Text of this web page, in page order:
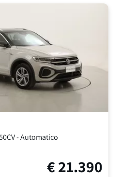
-Automatico
€21.390